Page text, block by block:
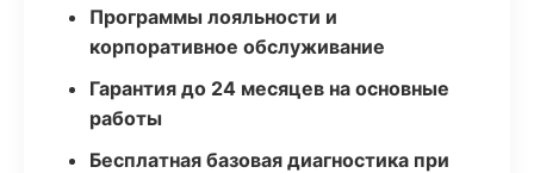
Программы лояльности и
корпоративное обслуживание
Гарантия до 24 месяцев на основные
работы
Бесплатная базовая диагностика при